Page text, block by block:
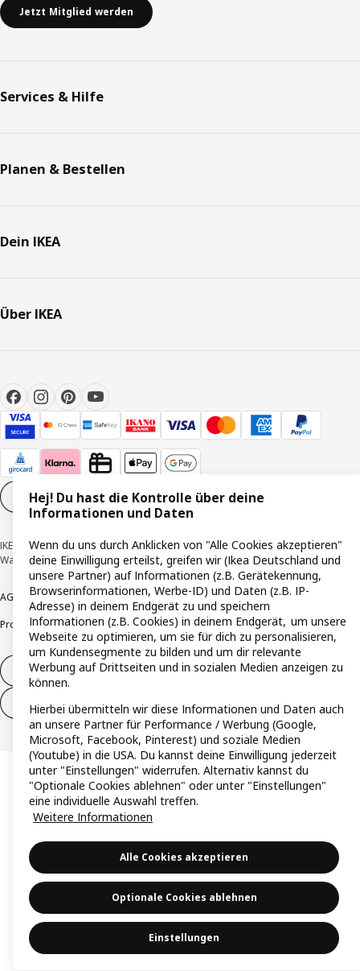
Jetzt Mitglied werden
Services & Hilfe
Planen & Bestellen
Dein IKEA
Über IKEA
Cookie-Einstellungen DE
IKEA Deutschland GmbH & Co. KG - Am Wandersmann 2-4, 65719 Hofheim-
Wallau © Inter IKEA Systems B.V. 1999-2026
AGB BarrierefreiheitCookie-RichtlinieDatenschutzerklärung Impressum
ProduktrückrufeResponsible DisclosureVertrauensstelle
Vertrag widerrufen
Vertrag widerrufen (Services & Leistungen)
Hej! Du hast die Kontrolle über deine
Informationen und Daten
Wenn du uns durch Anklicken von "Alle Cookies akzeptieren"
deine Einwilligung erteilst, greifen wir (Ikea Deutschland und
unsere Partner) auf Informationen (z.B. Gerätekennung,
Browserinformationen, Werbe-ID) und Daten (z.B. IP-
Adresse) in deinem Endgerät zu und speichern
Informationen (z.B. Cookies) in deinem Endgerät, um unsere
Webseite zu optimieren, um sie für dich zu personalisieren,
um Kundensegmente zu bilden und um dir relevante
Werbung auf Drittseiten und in sozialen Medien anzeigen zu
können.
Hierbei übermitteln wir diese Informationen und Daten auch
an unsere Partner für Performance / Werbung (Google,
Microsoft, Facebook, Pinterest) und soziale Medien
(Youtube) in die USA. Du kannst deine Einwilligung jederzeit
unter "Einstellungen" widerrufen. Alternativ kannst du
"Optionale Cookies ablehnen" oder unter "Einstellungen"
eine individuelle Auswahl treffen.
Weitere Informationen
Alle Cookies akzeptieren
Optionale Cookies ablehnen
Einstellungen